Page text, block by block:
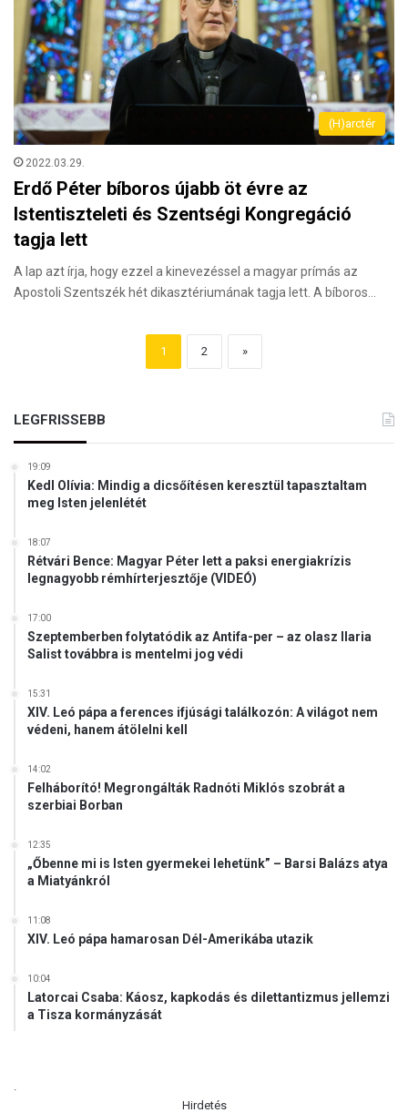
(H)arctér
2022.03.29.
Erdő Péter bíboros újabb öt évre az
Istentiszteleti és Szentségi Kongregáció
tagja lett
A lap azt írja, hogy ezzel a kinevezéssel a magyar prímás az
Apostoli Szentszék hét dikasztériumának tagja lett. A bíboros…
1 2 »
LEGFRISSEBB
19:09
Kedl Olívia: Mindig a dicsőítésen keresztül tapasztaltam
meg Isten jelenlétét
18:07
Rétvári Bence: Magyar Péter lett a paksi energiakrízis
legnagyobb rémhírterjesztője (VIDEÓ)
17:00
Szeptemberben folytatódik az Antifa-per – az olasz Ilaria
Salist továbbra is mentelmi jog védi
15:31
XIV. Leó pápa a ferences ifjúsági találkozón: A világot nem
védeni, hanem átölelni kell
14:02
Felháborító! Megrongálták Radnóti Miklós szobrát a
szerbiai Borban
12:35
„Őbenne mi is Isten gyermekei lehetünk” – Barsi Balázs atya
a Miatyánkról
11:08
XIV. Leó pápa hamarosan Dél-Amerikába utazik
10:04
Latorcai Csaba: Káosz, kapkodás és dilettantizmus jellemzi
a Tisza kormányzását
Hirdetés